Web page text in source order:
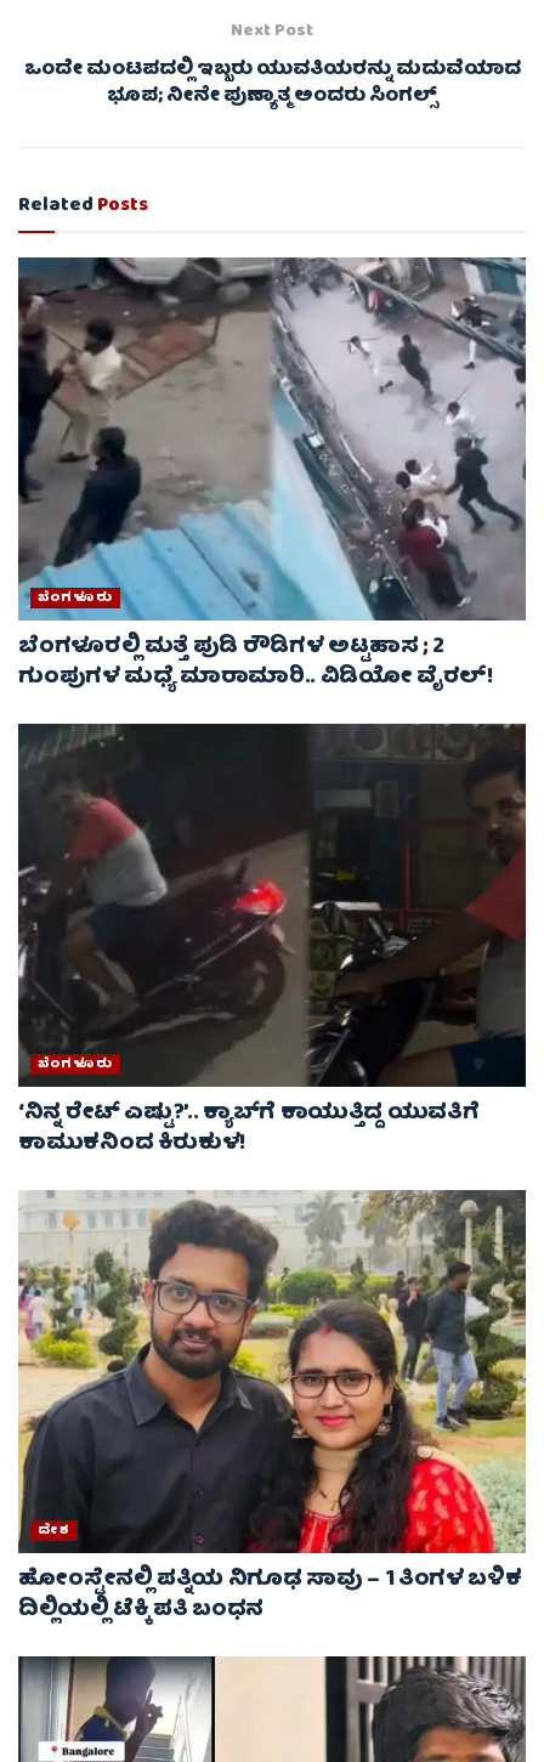
Next Post
ಒಂದೇ ಮಂಟಪದಲ್ಲಿ ಇಬ್ಬರು ಯುವತಿಯರನ್ನು ಮದುವೆಯಾದ
ಭೂಪ; ನೀನೇ ಪುಣ್ಯಾತ್ಮ ಅಂದರು ಸಿಂಗಲ್ಸ್
RelatedPosts
ಬೆಂಗಳೂರು
ಬೆಂಗಳೂರಲ್ಲಿ ಮತ್ತೆ ಪುಡಿ ರೌಡಿಗಳ ಅಟ್ಟಹಾಸ ; 2
ಗುಂಪುಗಳ ಮಧ್ಯೆ ಮಾರಾಮಾರಿ.. ವಿಡಿಯೋ ವೈರಲ್‌!
ಬೆಂಗಳೂರು
‘ನಿನ್ನ ರೇಟ್‌ ಎಷ್ಟು?’.. ಕ್ಯಾಬ್‌ಗೆ ಕಾಯುತ್ತಿದ್ದ ಯುವತಿಗೆ
ಕಾಮುಕನಿಂದ ಕಿರುಕುಳ!
ದೇಶ
ಹೋಂಸ್ಟೇನಲ್ಲಿ ಪತ್ನಿಯ ನಿಗೂಢ ಸಾವು – 1 ತಿಂಗಳ ಬಳಿಕ
ದಿಲ್ಲಿಯಲ್ಲಿ ಟೆಕ್ಕಿ ಪತಿ ಬಂಧನ